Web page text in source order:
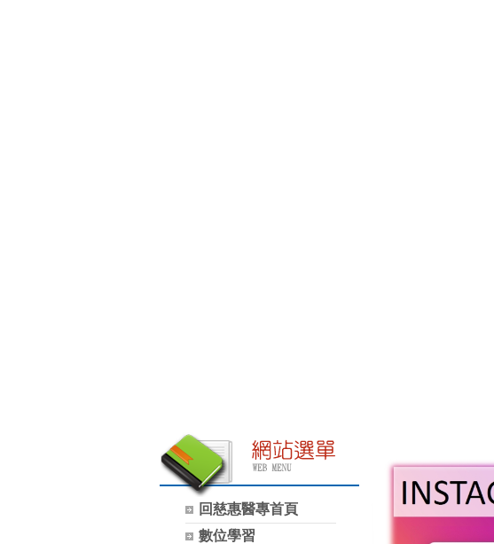
回慈惠醫專首頁
數位學習